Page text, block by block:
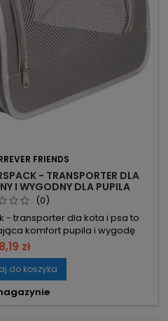
FRIENDS
- TRANSPORTER DLA
I WYGODNY DLA PUPILA
(0)
- transporter dla kota i psa to
komfort pupila i wygodę
Kompaktowa konstrukcja i
obsługę. Wymiary 40×26×25
do bezpiecznej drzemki i
do 8 kg – dla kotów, małych
małych...
zł
do koszyka